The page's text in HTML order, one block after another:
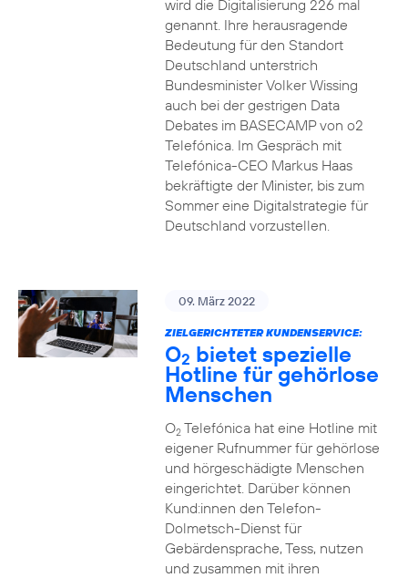
wird die Digitalisierung 226 mal
genannt. Ihre herausragende
Bedeutung für den Standort
Deutschland unterstrich
Bundesminister Volker Wissing
auch bei der gestrigen Data
Debates im BASECAMP von o2
Telefónica. Im Gespräch mit
Telefónica-CEO Markus Haas
bekräftigte der Minister, bis zum
Sommer eine Digitalstrategie für
Deutschland vorzustellen.
09. März 2022
ZIELGERICHTETER KUNDENSERVICE:
O2 bietet spezielle
Hotline für gehörlose
Menschen
O2Telefónica hat eine Hotline mit
eigener Rufnummer für gehörlose
und hörgeschädigte Menschen
eingerichtet. Darüber können
Kund:innen den Telefon-
Dolmetsch-Dienst für
Gebärdensprache, Tess, nutzen
und zusammen mit ihren